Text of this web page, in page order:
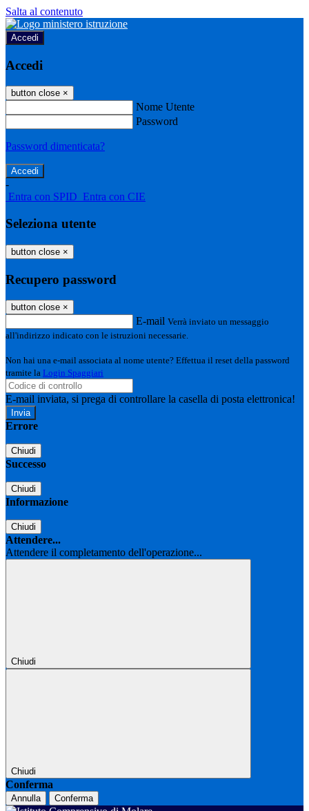
Salta al contenuto
Accedi
Accedi
button close ×
Nome Utente
Password
Password dimenticata?
-
Entra con SPID Entra con CIE
Seleziona utente
button close ×
Recupero password
button close ×
E-mail Verrà inviato un messaggio
all'indirizzo indicato con le istruzioni necessarie.
Non hai una e-mail associata al nome utente? Effettua il reset della password
tramite la Login Spaggiari
E-mail inviata, si prega di controllare la casella di posta elettronica!
Errore
Chiudi
Successo
Chiudi
Informazione
Chiudi
Attendere...
Attendere il completamento dell'operazione...
Chiudi
Chiudi
Conferma
Annulla Conferma